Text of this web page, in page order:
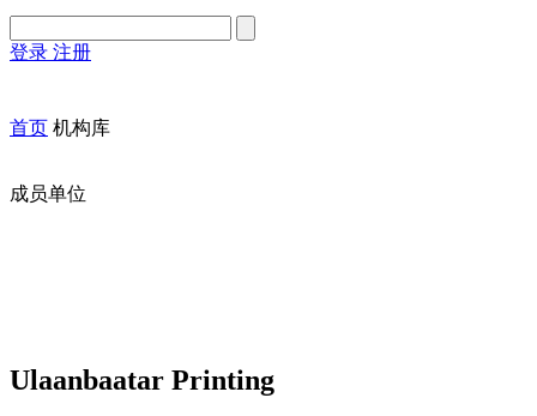
登录 注册
首页 机构库
成员单位
Ulaanbaatar Printing